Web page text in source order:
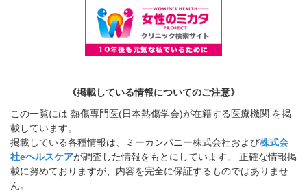
《掲載している情報についてのご注意》
この一覧には 熱傷専門医(日本熱傷学会)が在籍する医療機関 を掲
載しています。
掲載している各種情報は、ミーカンパニー株式会社および株式会
社eヘルスケアが調査した情報をもとにしています。 正確な情報掲
載に努めておりますが、内容を完全に保証するものではありませ
ん。